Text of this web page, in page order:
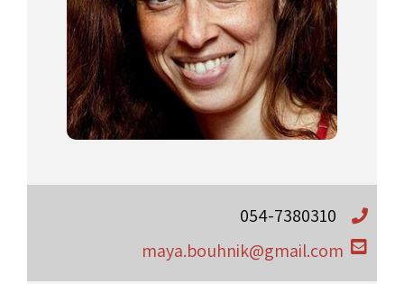
054-7380310
maya.bouhnik@gmail.com